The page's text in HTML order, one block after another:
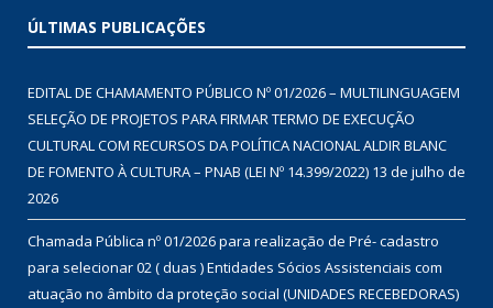
ÚLTIMAS PUBLICAÇÕES
EDITAL DE CHAMAMENTO PÚBLICO Nº 01/2026 – MULTILINGUAGEM
SELEÇÃO DE PROJETOS PARA FIRMAR TERMO DE EXECUÇÃO
CULTURAL COM RECURSOS DA POLÍTICA NACIONAL ALDIR BLANC
DE FOMENTO À CULTURA – PNAB (LEI Nº 14.399/2022) 13 de julho de
2026
Chamada Pública nº 01/2026 para realização de Pré- cadastro
para selecionar 02 ( duas ) Entidades Sócios Assistenciais com
atuação no âmbito da proteção social (UNIDADES RECEBEDORAS)